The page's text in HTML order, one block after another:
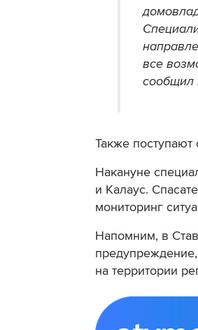
все
сообщил
Также
Накануне
и Калаус.
мониторинг
Напомним, в
предупреждение,
на территории